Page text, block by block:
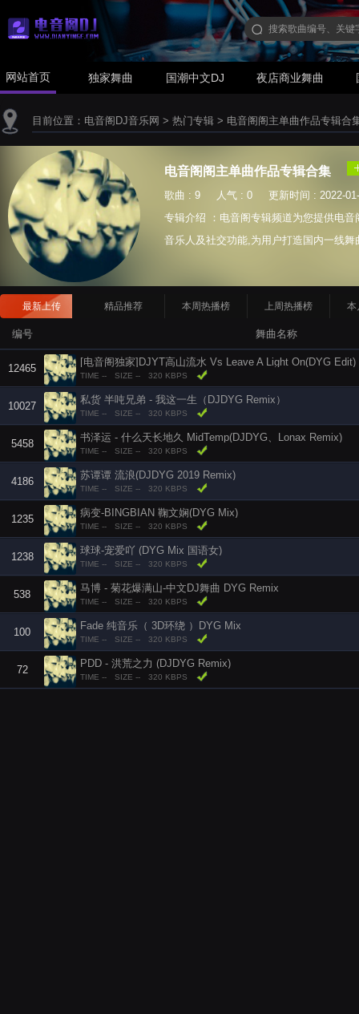
网站首页 独家舞曲 国潮中文DJ 夜店商业舞曲
目前位置： 电音阁DJ音乐网 > 热门专辑 > 电音阁阁主单曲作品专辑合
电音阁阁主单曲作品专辑合集
歌曲 : 9 人气 : 0 更新时间 : 2022-
专辑介绍 ：电音阁专辑频道为您提供电
音乐人及社交功能,为用户打造国内一线舞
最新上传 精品推荐 本周热播榜 上周热播榜 本
编号 舞曲名称
12465
[电音阁独家]DJYT高山流水 Vs Leave A Light On(DYG Edit)
TIME -- SIZE -- 320 KBPS
10027
私货 半吨兄弟 - 我这一生（DJDYG Remix）
TIME -- SIZE -- 320 KBPS
5458
书泽运 - 什么天长地久 MidTemp(DJDYG、Lonax Remix)
TIME -- SIZE -- 320 KBPS
4186
苏谭谭 流浪(DJDYG 2019 Remix)
TIME -- SIZE -- 320 KBPS
1235
病变-BINGBIAN 鞠文娴(DYG Mix)
TIME -- SIZE -- 320 KBPS
1238
球球-宠爱吖 (DYG Mix 国语女)
TIME -- SIZE -- 320 KBPS
538
马博 - 菊花爆满山-中文DJ舞曲 DYG Remix
TIME -- SIZE -- 320 KBPS
100
Fade 纯音乐（ 3D环绕 ）DYG Mix
TIME -- SIZE -- 320 KBPS
72
PDD - 洪荒之力 (DJDYG Remix)
TIME -- SIZE -- 320 KBPS